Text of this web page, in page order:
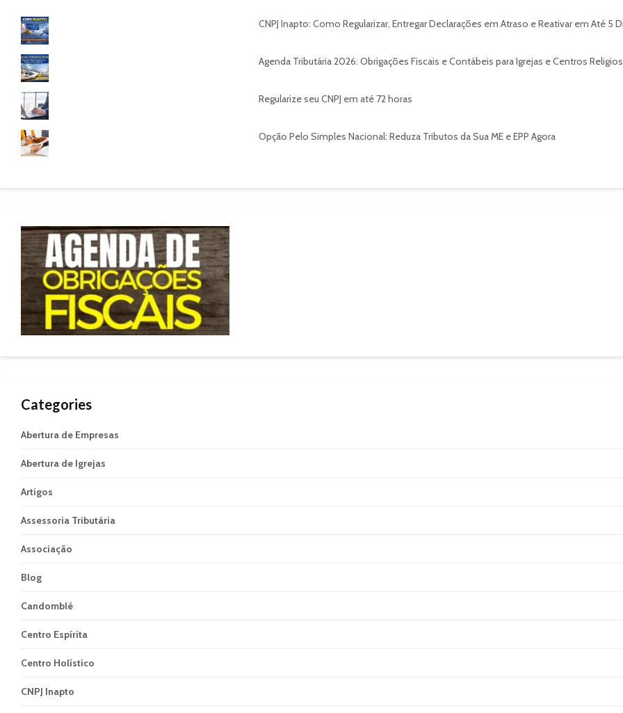
CNPJ Inapto: Como Regularizar, Entregar Declarações em Atraso e Reativar em Até 5
Agenda Tributária 2026: Obrigações Fiscais e Contábeis para Igrejas e Centros
Regularize seu CNPJ em até 72 horas
Opção Pelo Simples Nacional: Reduza Tributos da Sua ME e EPP Agora
Categories
Abertura de Empresas
Abertura de Igrejas
Artigos
Assessoria Tributária
Associação
Blog
Candomblé
Centro Espírita
Centro Holístico
CNPJ Inapto